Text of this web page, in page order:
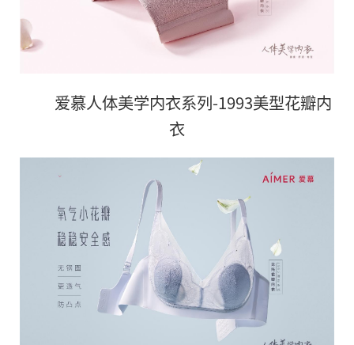
爱慕人体美学内衣系列-1993美型花瓣内
衣